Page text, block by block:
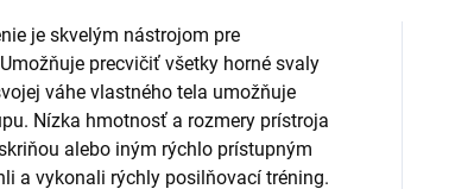
je skvelým nástrojom pre
precvičiť všetky horné svaly
váhe vlastného tela umožňuje
Nízka hmotnosť a rozmery prístroja
alebo iným rýchlo prístupným
a vykonali rýchly posilňovací tréning.